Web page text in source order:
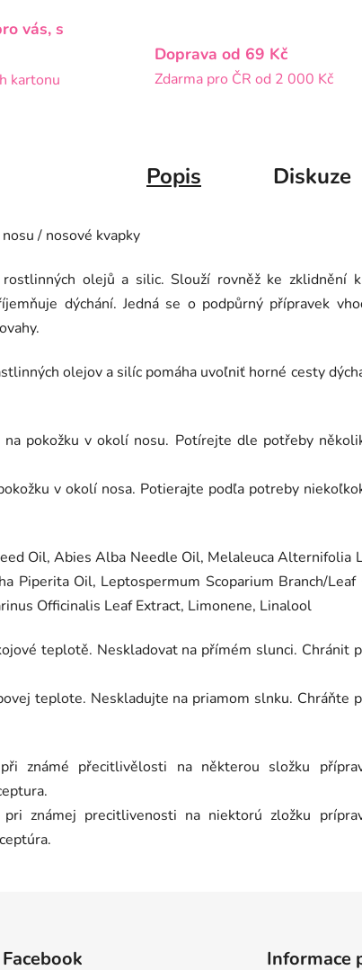
vás, s
kartonu
Doprava od 69 Kč
Zdarma pro ČR od 2 000 Kč
Popis Diskuze
/ nosové kvapky
olejů a silic. Slouží rovněž ke zklidnění
dýchání. Jedná se o podpůrný přípravek
olejov a silíc pomáha uvoľniť horné cesty
pokožku v okolí nosu. Potírejte dle potřeby
v okolí nosa. Potierajte podľa potreby
Oil, Abies Alba Needle Oil, Melaleuca Alternifolia
Piperita Oil, Leptospermum Scoparium Branch/Leaf
Officinalis Leaf Extract, Limonene, Linalool
teplotě. Neskladovat na přímém slunci. Chránit
teplote. Neskladujte na priamom slnku. Chráňte
známé přecitlivělosti na některou složku
pri známej precitlivenosti na niektorú zložku
Facebook Informace